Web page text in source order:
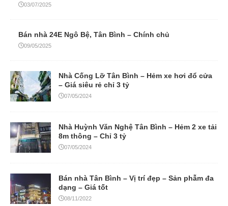
03/07/2025
Bán nhà 24E Ngô Bệ, Tân Bình – Chính chủ
09/05/2025
Nhà Cống Lỡ Tân Bình – Hẻm xe hơi đổ cửa
– Giá siêu rẻ chỉ 3 tỷ
07/05/2024
Nhà Huỳnh Văn Nghệ Tân Bình – Hẻm 2 xe tải
8m thông – Chỉ 3 tỷ
07/05/2024
Bán nhà Tân Bình – Vị trí đẹp – Sản phẫm đa
dạng – Giá tốt
08/11/2022